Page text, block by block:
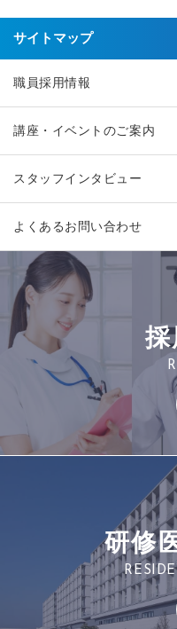
サイトマップ
職員採用情報
講座・イベントのご案内
スタッフインタビュー
よくあるお問い合わせ
研修